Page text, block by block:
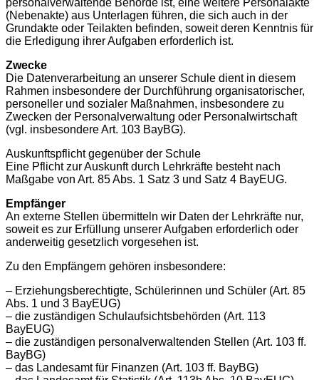
personalverwaltende Behörde ist, eine weitere Personalakte
(Nebenakte) aus Unterlagen führen, die sich auch in der
Grundakte oder Teilakten befinden, soweit deren Kenntnis für
die Erledigung ihrer Aufgaben erforderlich ist.
Zwecke
Die Datenverarbeitung an unserer Schule dient in diesem
Rahmen insbesondere der Durchführung organisatorischer,
personeller und sozialer Maßnahmen, insbesondere zu
Zwecken der Personalverwaltung oder Personalwirtschaft
(vgl. insbesondere Art. 103 BayBG).
Auskunftspflicht gegenüber der Schule
Eine Pflicht zur Auskunft durch Lehrkräfte besteht nach
Maßgabe von Art. 85 Abs. 1 Satz 3 und Satz 4 BayEUG.
Empfänger
An externe Stellen übermitteln wir Daten der Lehrkräfte nur,
soweit es zur Erfüllung unserer Aufgaben erforderlich oder
anderweitig gesetzlich vorgesehen ist.
Zu den Empfängern gehören insbesondere:
– Erziehungsberechtigte, Schülerinnen und Schüler (Art. 85
Abs. 1 und 3 BayEUG)
– die zuständigen Schulaufsichtsbehörden (Art. 113
BayEUG)
– die zuständigen personalverwaltenden Stellen (Art. 103 ff.
BayBG)
– das Landesamt für Finanzen (Art. 103 ff. BayBG)